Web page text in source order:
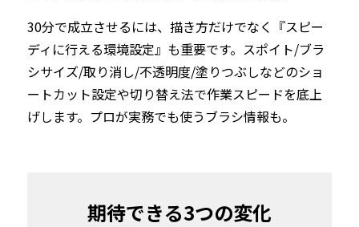
30分で成立させるには、描き方だけでなく『スピー
ディに行える環境設定』も重要です。スポイト/ブラ
シサイズ/取り消し/不透明度/塗りつぶしなどのショ
ートカット設定や切り替え法で作業スピードを底上
げします。プロが実務でも使うブラシ情報も。
期待できる3つの変化